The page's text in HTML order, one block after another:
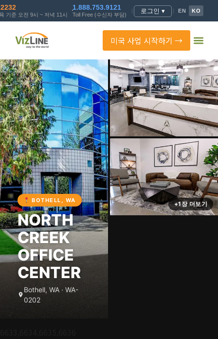
기준 오전 9시 ~ 저녁 11시
1.888.753.9121
Toll Free (수신자 부담)
| 로그인 ▾ | EN KO
미국 사업 시작하기 →
BOTHELL, WA
NORTH
CREEK
OFFICE
CENTER
Bothell, WA · WA-
0202
+1장 더보기